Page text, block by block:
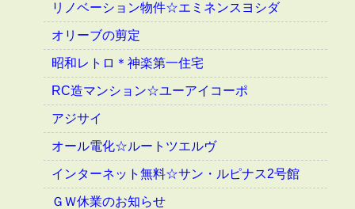
リノベーション物件☆エミネンスヨシダ
オリーブの剪定
昭和レトロ＊神楽第一住宅
RC造マンション☆ユーアイコーポ
アジサイ
オール電化☆ルートツエルヴ
インターネット無料☆サン・ルピナス2号館
ＧＷ休業のお知らせ